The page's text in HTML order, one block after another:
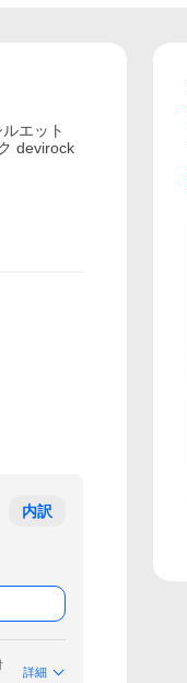
エット
devirock
内訳
詳細